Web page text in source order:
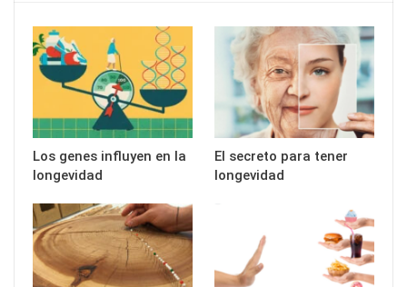
Los genes influyen en la
longevidad
El secreto para tener
longevidad